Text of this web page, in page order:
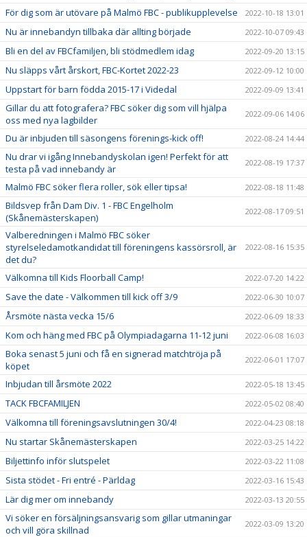
För dig som är utövare på Malmö FBC - publikupplevelse 2022-10-18 13:01
Nu är innebandyn tillbaka där allting började 2022-10-07 09:43
Bli en del av FBCfamiljen, bli stödmedlem idag 2022-09-20 13:15
Nu släpps vårt årskort, FBC-Kortet 2022-23 2022-09-12 10:00
Uppstart för barn födda 2015-17 i Videdal 2022-09-09 13:41
Gillar du att fotografera? FBC söker dig som vill hjälpa
oss med nya lagbilder
2022-09-06 14:06
Du är inbjuden till säsongens förenings-kick off! 2022-08-24 14:44
Nu drar vi igång Innebandyskolan igen! Perfekt för att
testa på vad innebandy är
2022-08-19 17:37
Malmö FBC söker flera roller, sök eller tipsa! 2022-08-18 11:48
Bildsvep från Dam Div. 1 - FBC Engelholm
(Skånemästerskapen)
2022-08-17 09:51
Valberedningen i Malmö FBC söker
styrelseledamotkandidat till föreningens kassörsroll, är
det du?
2022-08-16 15:35
Välkomna till Kids Floorball Camp! 2022-07-20 14:22
Save the date - Välkommen till kick off 3/9 2022-06-30 10:07
Årsmöte nästa vecka 15/6 2022-06-09 18:33
Kom och häng med FBC på Olympiadagarna 11-12 juni 2022-06-08 16:03
Boka senast 5 juni och få en signerad matchtröja på
köpet
2022-06-01 17:07
Inbjudan till årsmöte 2022 2022-05-18 13:45
TACK FBCFAMILJEN 2022-05-02 08:40
Välkomna till föreningsavslutningen 30/4! 2022-04-23 08:18
Nu startar Skånemästerskapen 2022-03-25 14:22
Biljettinfo inför slutspelet 2022-03-22 11:08
Sista stödet - Fri entré - Pärldag 2022-03-16 15:43
Lär dig mer om innebandy 2022-03-13 20:55
Vi söker en försäljningsansvarig som gillar utmaningar
och vill göra skillnad
2022-03-09 13:20